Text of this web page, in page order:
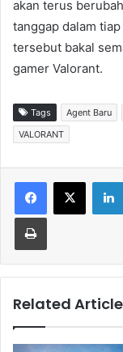
akan terus
tanggap dalam
tersebut bakal
gamer Valorant.
Tags Agent Baru
VALORANT
Related